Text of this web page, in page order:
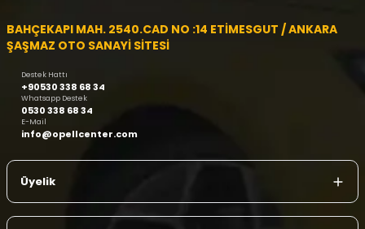
BAHÇEKAPI MAH. 2540.CAD NO :14 ETİMESGUT / ANKARA
ŞAŞMAZ OTO SANAYİ SİTESİ
Destek Hattı
+90530 338 68 34
Whatsapp Destek
0530 338 68 34
E-Mail
info@opellcenter.com
Üyelik